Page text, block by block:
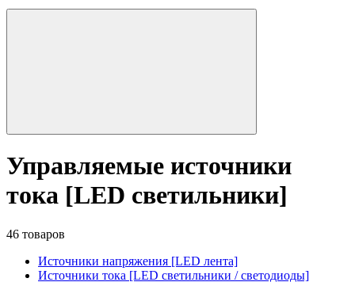
Управляемые источники
тока [LED светильники]
46 товаров
Источники напряжения [LED лента]
Источники тока [LED светильники / светодиоды]